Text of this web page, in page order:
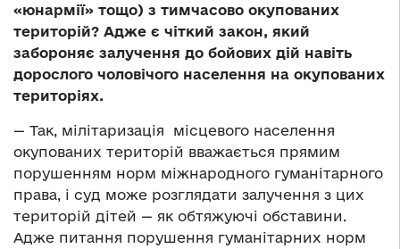
«юнармії» тощо) з тимчасово окупованих
територій? Адже є чіткий закон, який
забороняє залучення до бойових дій навіть
дорослого чоловічого населення на окупованих
територіях.
— Так, мілітаризація місцевого населення
окупованих територій вважається прямим
порушенням норм міжнародного гуманітарного
права, і суд може розглядати залучення з цих
територій дітей — як обтяжуючі обставини.
Адже питання порушення гуманітарних норм